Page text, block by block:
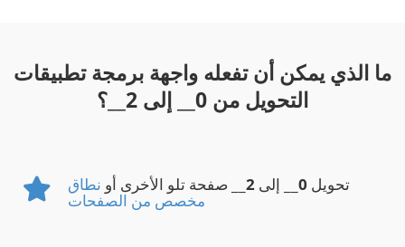
ما الذي يمكن أن تفعله واجهة برمجة تطبيقات
التحويل من 0 __ إلى 2 __؟
تحويل 0 __ إلى 2 __ صفحة تلو الأخرى أو نطاق
مخصص من الصفحات